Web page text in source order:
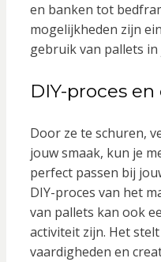
en banken tot
mogelijkheden zijn
gebruik van pallets
DIY-proces
Door ze te schuren,
jouw smaak, kun je
perfect passen bij
DIY-proces van het
van pallets kan ook
activiteit zijn. Het
vaardigheden en